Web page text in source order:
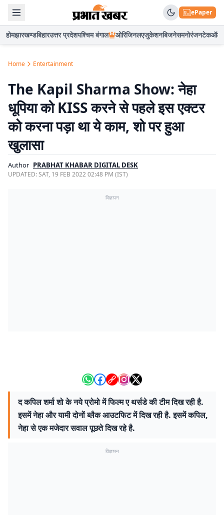
ePaper
होमझारखण्डबिहारउत्तर प्रदेशपश्चिम बंगाल ओरिजिनलएजुकेशनबिजनेसमनोरंजनटेकऑटो
Home Entertainment
The Kapil Sharma Show: नेहा
धूपिया को KISS करने से पहले इस एक्टर
को करना पड़ा था ये काम, शो पर हुआ
खुलासा
Author PRABHAT KHABAR DIGITAL DESK
UPDATED:SAT, 19 FEB 2022 02:48 PM (IST)
विज्ञापन
द कपिल शर्मा शो के नये प्रोमो में फिल्म ए थर्सडे की टीम दिख रही है.
इसमें नेहा और यामी दोनों ब्लैक आउटफिट में दिख रही है. इसमें कपिल,
नेहा से एक मजेदार सवाल पूछते दिख रहे है.
विज्ञापन